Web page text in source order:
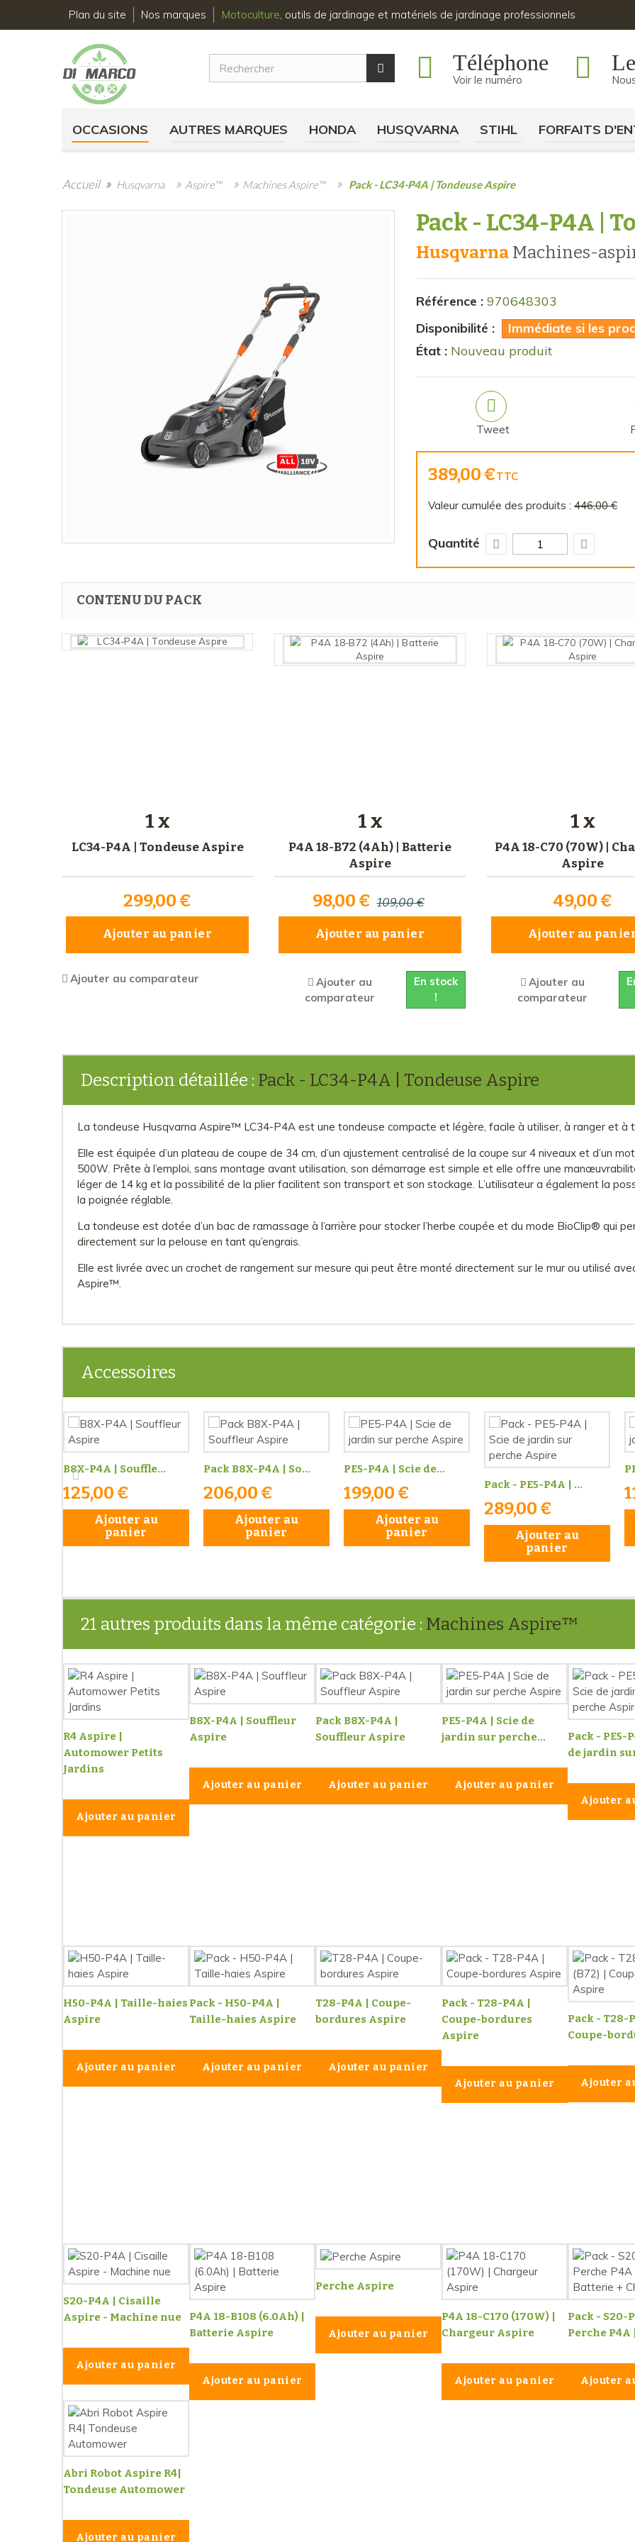
Plan du site Nos marques Motoculture, outils de jardinage et matériels de jardinage professionnels
Téléphone
Voir le numéro
OCCASIONS AUTRES MARQUES HONDA HUSQVARNA STIHL FORFAITS
Accueil » Husqvarna » Aspire™ » Machines Aspire™ » Pack - LC34-P4A | Tondeuse Aspire
Pack - LC34-P4A |
Husqvarna machines-
Référence : 970648303
Disponibilité :
Immédiate si les
État : Nouveau produit
Tweet
389,00 €TTC
Valeur cumulée des produits : 446,00 €
Quantité
CONTENU DU PACK
1 x
LC34-P4A | Tondeuse Aspire
299,00 €
Ajouter au panier
Ajouter au comparateur
1 x
P4A 18-B72 (4Ah) | Batterie
Aspire
98,00 € 109,00 €
Ajouter au panier
Ajouter au
comparateur
En stock
!
1 x
P4A 18-C70 (70W) |
Aspire
49,00 €
Ajouter au
Ajouter au
comparateur
Description détaillée : Pack - LC34-P4A | Tondeuse Aspire
La tondeuse Husqvarna Aspire™ LC34-P4A est une tondeuse compacte et légère, facile à utiliser, à ranger et à
Elle est équipée d’un plateau de coupe de 34 cm, d’un ajustement centralisé de la coupe sur 4 niveaux et d’un
500W. Prête à l’emploi, sans montage avant utilisation, son démarrage est simple et elle offre une
léger de 14 kg et la possibilité de la plier facilitent son transport et son stockage. L’utilisateur a également la
la poignée réglable.
La tondeuse est dotée d’un bac de ramassage à l’arrière pour stocker l’herbe coupée et du mode BioClip® qui
directement sur la pelouse en tant qu’engrais.
Elle est livrée avec un crochet de rangement sur mesure qui peut être monté directement sur le mur ou utilisé
Aspire™.
Accessoires
B8X-P4A | Souffle...
125,00 €
Ajouter au
panier
Pack B8X-P4A | So...
206,00 €
Ajouter au
panier
PE5-P4A | Scie de...
199,00 €
Ajouter au
panier
Pack - PE5-P4A | ...
289,00 €
Ajouter au
panier
21 autres produits dans la même catégorie : Machines Aspire™
R4 Aspire |
Automower Petits
Jardins
Ajouter au panier
B8X-P4A | Souffleur
Aspire
Ajouter au panier
Pack B8X-P4A |
Souffleur Aspire
Ajouter au panier
PE5-P4A | Scie de
jardin sur perche...
Ajouter au panier
Pack - PE5-
de jardin
Ajouter
H50-P4A | Taille-haies
Aspire
Ajouter au panier
Pack - H50-P4A |
Taille-haies Aspire
Ajouter au panier
T28-P4A | Coupe-
bordures Aspire
Ajouter au panier
Pack - T28-P4A |
Coupe-bordures
Aspire
Ajouter au panier
Pack - T28-
Coupe-
Ajouter
S20-P4A | Cisaille
Aspire - Machine nue
Ajouter au panier
P4A 18-B108 (6.0Ah) |
Batterie Aspire
Ajouter au panier
Perche Aspire
Ajouter au panier
P4A 18-C170 (170W) |
Chargeur Aspire
Ajouter au panier
Pack - S20-
Perche P4A
Ajouter
Abri Robot Aspire R4|
Tondeuse Automower
Ajouter au panier